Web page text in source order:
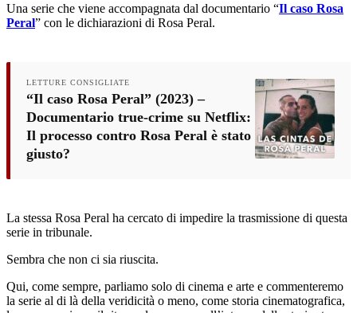
Una serie che viene accompagnata dal documentario “Il caso Rosa
Peral” con le dichiarazioni di Rosa Peral.
LETTURE CONSIGLIATE
“Il caso Rosa Peral” (2023) –
Documentario true-crime su Netflix:
Il processo contro Rosa Peral è stato
giusto?
La stessa Rosa Peral ha cercato di impedire la trasmissione di questa
serie in tribunale.
Sembra che non ci sia riuscita.
Qui, come sempre, parliamo solo di cinema e arte e commenteremo
la serie al di là della veridicità o meno, come storia cinematografica,